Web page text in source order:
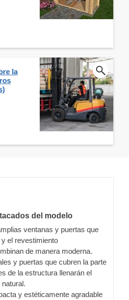
la
del modelo
ventanas y puertas que
el revestimiento
de manera moderna.
y puertas que cubren la parte
de la estructura llenarán el
y estéticamente agradable